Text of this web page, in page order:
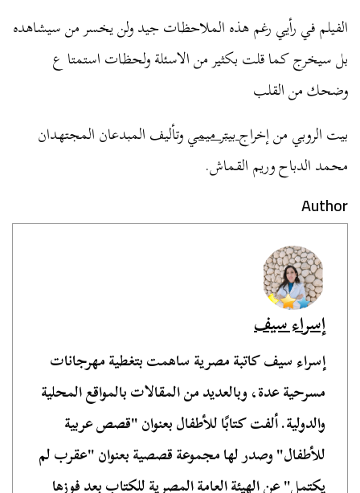
الفيلم في رأيي رغم هذه الملاحظات جيد ولن يخسر من سيشاهده
بل سيخرج كما قلت بكثير من الاسئلة ولحظات استمتا ع
وضحك من القلب
بيت الروبي من إخراجبيتر ميميوتأليف المبدعان المجتهدان
محمد الدباح وريم القماش.
Author
إسراء سيف
إسراء سيف كاتبة مصرية ساهمت بتغطية مهرجانات
مسرحية عدة، وبالعديد من المقالات بالمواقع المحلية
والدولية. ألفت كتابًا للأطفال بعنوان "قصص عربية
للأطفال" وصدر لها مجموعة قصصية بعنوان "عقرب لم
يكتمل" عن الهيئة العامة المصرية للكتاب بعد فوزها